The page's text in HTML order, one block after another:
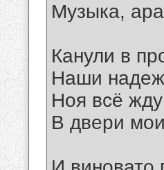
Музыка,
Канули в
Наши
Ноя всё
В двери